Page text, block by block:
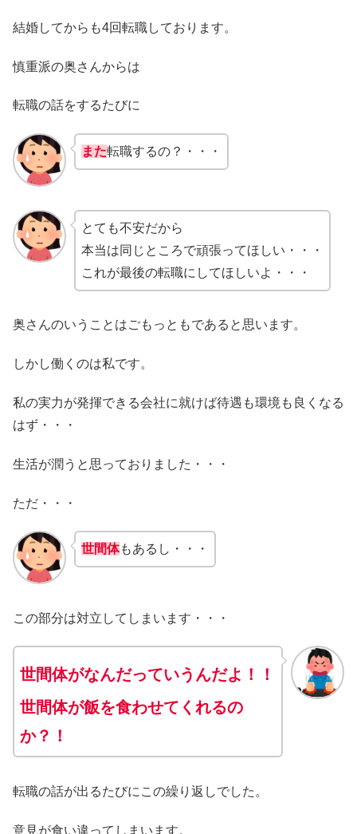
結婚してからも4回転職しております。
慎重派の奥さんからは
転職の話をするたびに
また転職するの？・・・
とても不安だから
本当は同じところで頑張ってほしい・・・
これが最後の転職にしてほしいよ・・・
奥さんのいうことはごもっともであると思います。
しかし働くのは私です。
私の実力が発揮できる会社に就けば待遇も環境も良くなる
はず・・・
生活が潤うと思っておりました・・・
ただ・・・
世間体もあるし・・・
この部分は対立してしまいます・・・
世間体がなんだっていうんだよ！！
世間体が飯を食わせてくれるの
か？！
転職の話が出るたびにこの繰り返しでした。
意見が食い違ってしまいます。